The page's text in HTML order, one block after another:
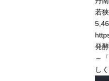
若
発
～
し